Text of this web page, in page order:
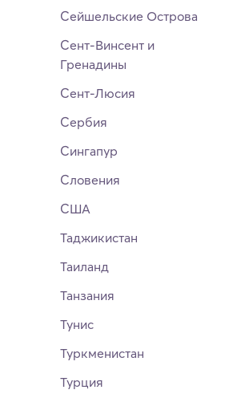
Сейшельские Острова
Сент-Винсент и
Гренадины
Сент-Люсия
Сербия
Сингапур
Словения
США
Таджикистан
Таиланд
Танзания
Тунис
Туркменистан
Турция